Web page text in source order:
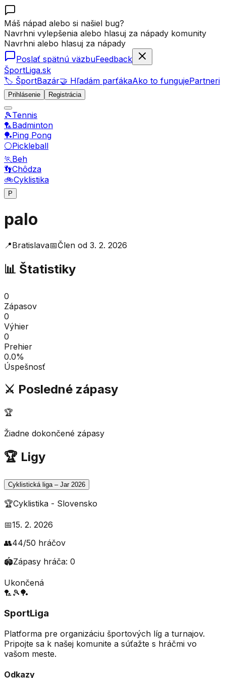
Máš nápad alebo si našiel bug?
Navrhni vylepšenia alebo hlasuj za nápady komunity
Navrhni alebo hlasuj za nápady
Poslať spätnú väzbuFeedback
ŠportLiga.sk
🏷️ ŠportBazár🤝 Hľadám parťákaAko to fungujePartneri
Prihlásenie Registrácia
🎾Tennis
🏸Badminton
🏓Ping Pong
⚪Pickleball
🏃Beh
👣Chôdza
🚲Cyklistika
P
palo
📍Bratislava📅Člen od 3. 2. 2026
📊 Štatistiky
0
Zápasov
0
Výhier
0
Prehier
0.0%
Úspešnosť
⚔️ Posledné zápasy
🏆
Žiadne dokončené zápasy
🏆 Ligy
Cyklistická liga – Jar 2026
🏆Cyklistika - Slovensko
📅15. 2. 2026
👥44/50 hráčov
🏟️Zápasy hráča: 0
Ukončená
🏸 🎾🏓
SportLiga
Platforma pre organizáciu športových líg a turnajov.
Pripojte sa k našej komunite a súťažte s hráčmi vo
vašom meste.
Odkazy